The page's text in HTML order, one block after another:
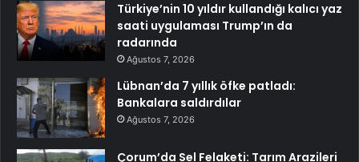
Türkiye’nin 10 yıldır kullandığı kalıcı yaz
saati uygulaması Trump’ın da
radarında
Ağustos 7, 2026
Lübnan’da 7 yıllık öfke patladı:
Bankalara saldırdılar
Ağustos 7, 2026
Çorum’da Sel Felaketi: Tarım Arazileri